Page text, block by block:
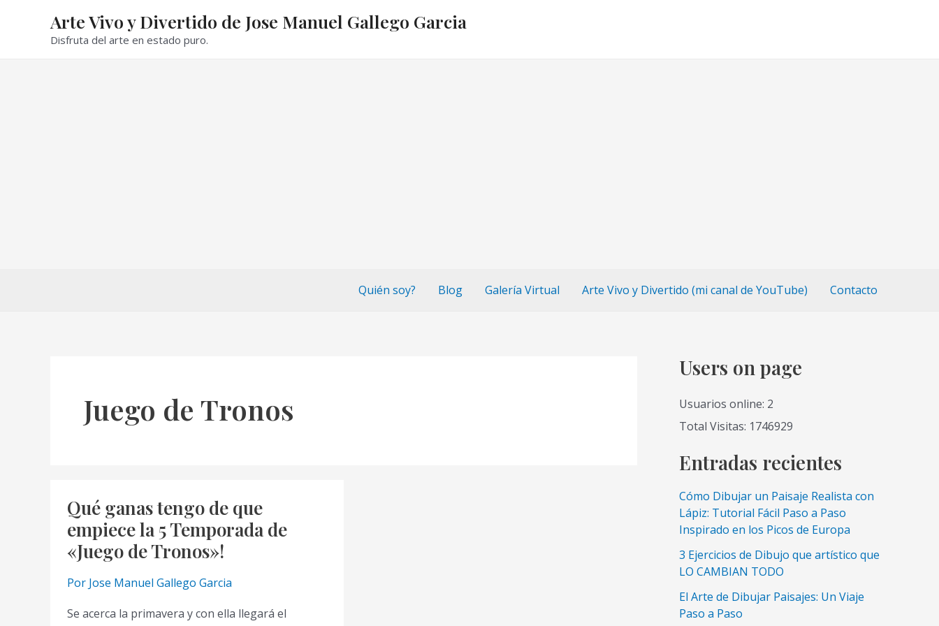
contenido
Arte Vivo y Divertido de Jose Manuel Gallego Garcia
Disfruta del arte en estado puro.
Quién soy? Blog Galería Virtual Arte Vivo y Divertido (mi canal de YouTube) Contacto
Juego de Tronos
Qué ganas tengo de que
empiece la 5 Temporada de
«Juego de Tronos»!
Por Jose Manuel Gallego Garcia
Se acerca la primavera y con ella llegará el
Users on page
Usuarios online: 2
Total Visitas: 1746929
Entradas recientes
Cómo Dibujar un Paisaje Realista con
Lápiz: Tutorial Fácil Paso a Paso
Inspirado en los Picos de Europa
3 Ejercicios de Dibujo que artístico que
LO CAMBIAN TODO
El Arte de Dibujar Paisajes: Un Viaje
Paso a Paso